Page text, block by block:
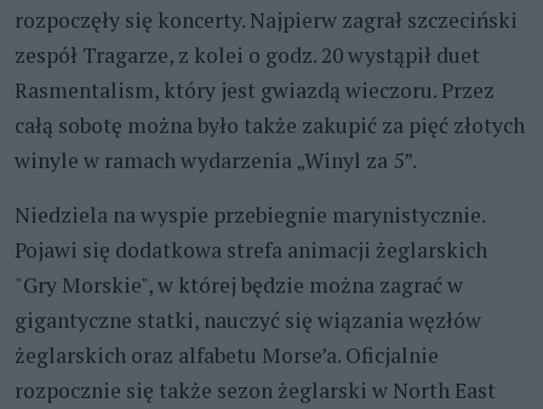
rozpoczęły się koncerty. Najpierw zagrał szczeciński
zespół Tragarze, z kolei o godz. 20 wystąpił duet
Rasmentalism, który jest gwiazdą wieczoru. Przez
całą sobotę można było także zakupić za pięć złotych
winyle w ramach wydarzenia „Winyl za 5”.
Niedziela na wyspie przebiegnie marynistycznie.
Pojawi się dodatkowa strefa animacji żeglarskich
"Gry Morskie", w której będzie można zagrać w
gigantyczne statki, nauczyć się wiązania węzłów
żeglarskich oraz alfabetu Morse’a. Oficjalnie
rozpocznie się także sezon żeglarski w North East